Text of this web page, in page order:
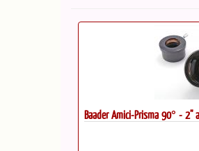
Baader Amici-Prisma 90° - 2"